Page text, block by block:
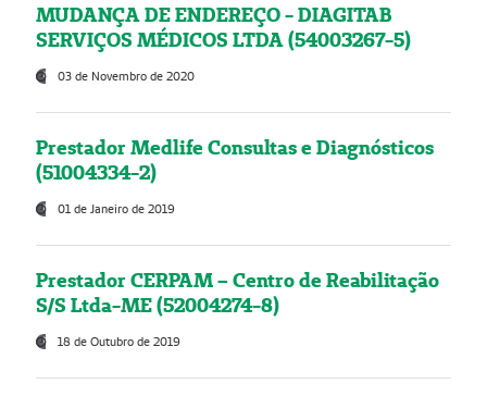
MUDANÇA DE ENDEREÇO - DIAGITAB
SERVIÇOS MÉDICOS LTDA (54003267-5)
03 de Novembro de 2020
Prestador Medlife Consultas e Diagnósticos
(51004334-2)
01 de Janeiro de 2019
Prestador CERPAM – Centro de Reabilitação
S/S Ltda-ME (52004274-8)
18 de Outubro de 2019